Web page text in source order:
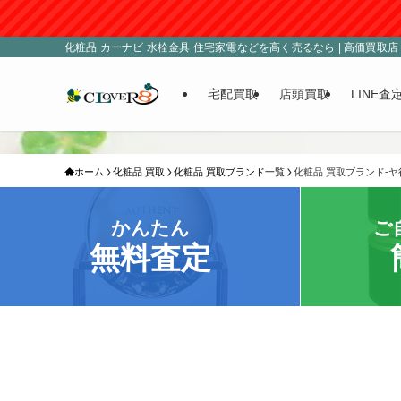
化粧品 カーナビ 水栓金具 住宅家電などを高く売るなら | 高価買取
宅配買取 店頭買取 LINE査
ホーム 化粧品 買取 化粧品 買取ブランド一覧 化粧品 買取ブランド-ヤ
かんたん
無料査定
ご